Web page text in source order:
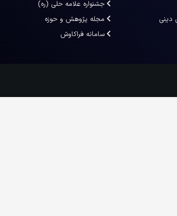
دینی
جشنواره علامه حلی (ره)
مجله پژوهش و حوزه
سامانه فراکاوش